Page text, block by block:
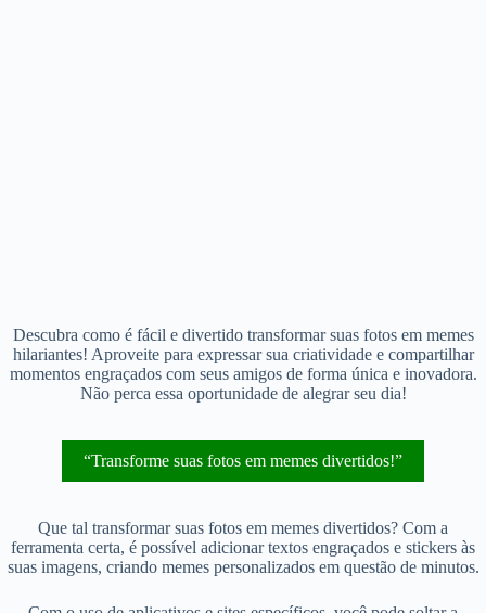
Descubra como é fácil e divertido transformar suas fotos em memes
hilariantes! Aproveite para expressar sua criatividade e compartilhar
momentos engraçados com seus amigos de forma única e inovadora.
Não perca essa oportunidade de alegrar seu dia!
“Transforme suas fotos em memes divertidos!”
Que tal transformar suas fotos em memes divertidos? Com a
ferramenta certa, é possível adicionar textos engraçados e stickers às
suas imagens, criando memes personalizados em questão de minutos.